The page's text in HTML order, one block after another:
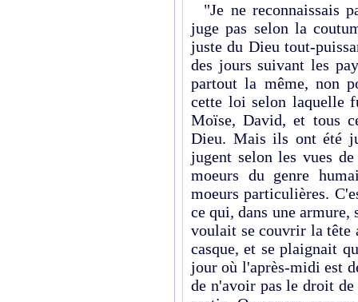
"Je ne reconnaissais
juge pas selon la
juste du Dieu tout-
des jours suivant les
partout la même, non
cette loi selon laquelle
Moïse, David, et tous
Dieu. Mais ils ont été
jugent selon les vues
moeurs du genre
moeurs particulières.
ce qui, dans une armure,
voulait se couvrir la tête
casque, et se plaignait
jour où l'après-midi est
de n'avoir pas le droit